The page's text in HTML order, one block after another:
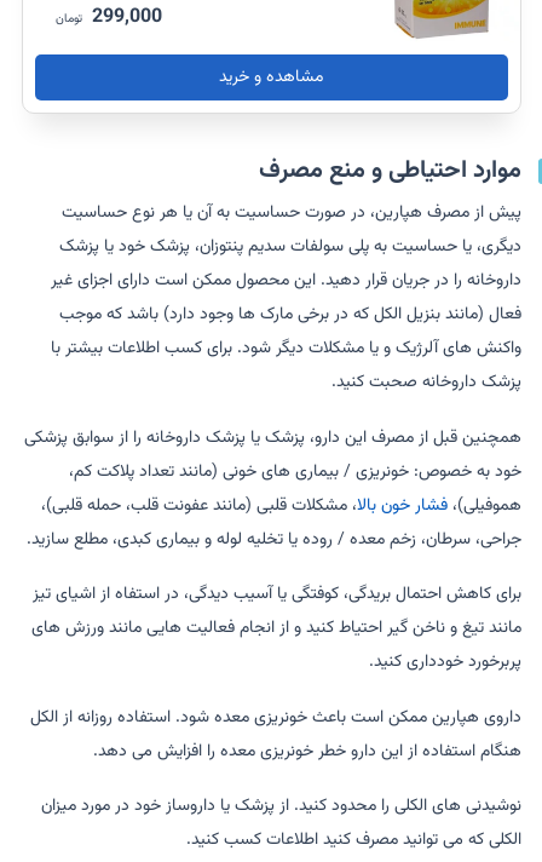
299,000 تومان
مشاهده و خرید
موارد احتیاطی و منع مصرف
پیش از مصرف هپارین، در صورت حساسیت به آن یا هر نوع حساسیت
دیگری، یا حساسیت به پلی سولفات سدیم پنتوزان، پزشک خود یا پزشک
داروخانه را در جریان قرار دهید. این محصول ممکن است دارای اجزای غیر
فعال (مانند بنزیل الکل که در برخی مارک ها وجود دارد) باشد که موجب
واکنش های آلرژیک و یا مشکلات دیگر شود. برای کسب اطلاعات بیشتر با
پزشک داروخانه صحبت کنید.
همچنین قبل از مصرف این دارو، پزشک یا پزشک داروخانه را از سوابق پزشکی
خود به خصوص: خونریزی / بیماری های خونی (مانند تعداد پلاکت کم،
هموفیلی)،فشار خون بالا، مشکلات قلبی (مانند عفونت قلب، حمله قلبی)،
جراحی، سرطان، زخم معده / روده یا تخلیه لوله و بیماری کبدی، مطلع سازید.
برای کاهش احتمال بریدگی، کوفتگی یا آسیب دیدگی، در استفاه از اشیای تیز
مانند تیغ و ناخن گیر احتیاط کنید و از انجام فعالیت هایی مانند ورزش های
پربرخورد خودداری کنید.
داروی هپارین ممکن است باعث خونریزی معده شود. استفاده روزانه از الکل
هنگام استفاده از این دارو خطر خونریزی معده را افزایش می دهد.
نوشیدنی های الکلی را محدود کنید. از پزشک یا داروساز خود در مورد میزان
الکلی که می توانید مصرف کنید اطلاعات کسب کنید.